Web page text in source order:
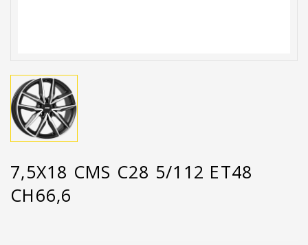
7,5X18 CMS C28 5/112 ET48
CH66,6